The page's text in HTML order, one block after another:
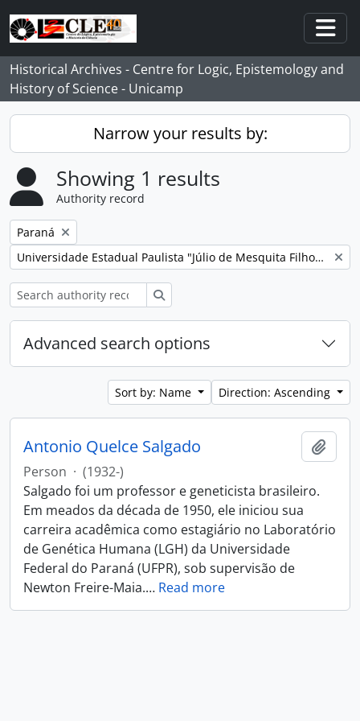
Skip to main content
Historical Archives - Centre for Logic, Epistemology and
History of Science - Unicamp
Narrow your results by:
Showing 1 results
Authority record
Remove filter:
Paraná
Remove filter:
Universidade Estadual Paulista "Júlio de Mesquita Filho" (Unesp)
Advanced search options
Sort by: Name Direction: Ascending
Antonio Quelce Salgado
Person · (1932-)
Salgado foi um professor e geneticista brasileiro.
Em meados da década de 1950, ele iniciou sua
carreira acadêmica como estagiário no Laboratório
de Genética Humana (LGH) da Universidade
Federal do Paraná (UFPR), sob supervisão de
Newton Freire-Maia.… Read more